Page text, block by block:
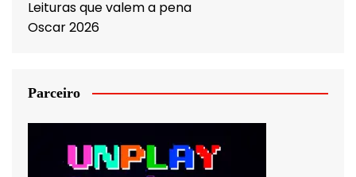
Leituras que valem a pena
Oscar 2026
Parceiro